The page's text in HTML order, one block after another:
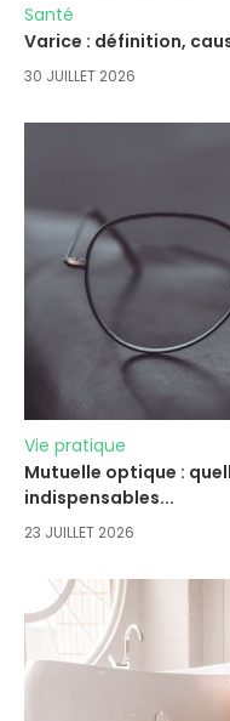
Santé
Varice : définition,
30 JUILLET 2026
Vie pratique
Mutuelle optique :
indispensables...
23 JUILLET 2026